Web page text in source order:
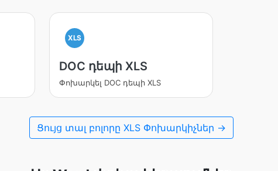
XLS
DOC դեպի XLS
Փոխարկել DOC դեպի XLS
Ցույց տալ բոլորը XLS Փոխարկիչներ →